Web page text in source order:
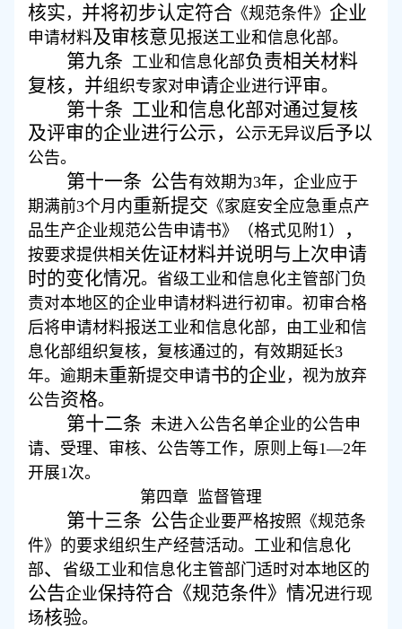
核实 ， 并将初步认定符合 《规范条件》 企业
申请材料及审核意见报送工业和信息化部。
第九条 工业和信息化部负责相关材料
复核，并组织专家对申请企业进行评审。
第十条 工业和信息化部对通过复核
及评审的企业进行公示，
公示无异议 后予以
公告。
第十一条 公告有效期为3年，企业应于
期满前3个月内重新提交 《家庭安全应急重点产
品生产企业规范公告申请书》 （格式见附1 ） ，
按要求提供相关佐证材料并说明与上次申请
时的变化情况。省级工业和信息化主管部门负
责对本地区的企业申请材料进行初审。初审合格
后将申请材料报送工业和信息化部，由工业和信
息化部组织复核，复核通过的，有效期延长3
年。逾期未重新提交申请书的企业 ，视为放弃
公告资格。
第十二条 未进入公告名单企业的公告申
请、受理、审核、公告等工作，原则上每1—2年
开展1 次。
第 四章 监督管理
第十三条 公告企业要严格按照《规范条
件》的要求组织生产经营活动。工业和信息化
部、省级工业和信息化主管部门适时对本地区的
公告企业保持符合《规范条件》情况进行现
场核验。